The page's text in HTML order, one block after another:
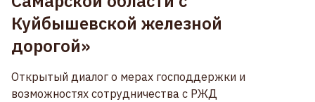
Куйбышевской железной
дорогой»
Открытый диалог о мерах господдержки и
возможностях сотрудничества с РЖД